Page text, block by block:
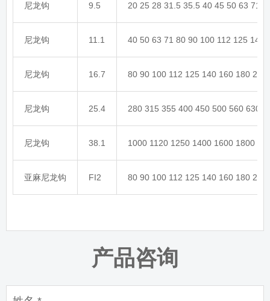
尼龙钩 9.5 20 25 28 31.5 35.5 40 45 50 63 71
尼龙钩 11.1 40 50 63 71 80 90 100 112 125 140
尼龙钩 16.7 80 90 100 112 125 140 160 180
尼龙钩 25.4 280 315 355 400 450 500 560 630
尼龙钩 38.1 1000 1120 1250 1400 1600 1800
亚麻尼龙钩 FI2 80 90 100 112 125 140 160 180
产品咨询